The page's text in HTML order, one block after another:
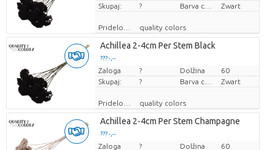
Skupaj:
? Zwart
quality colors
Achillea 2-4cm Per Stem Black
??? -,--
Cena za kos
Zaloga ? Dolžina
60
Skupaj:
? Zwart
quality colors
Achillea 2-4cm Per Stem Champagne
??? -,--
Cena za kos
Zaloga ? Dolžina
60